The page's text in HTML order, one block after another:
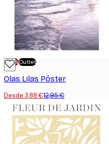
-70%Outlet
Olas Lilas Póster
Desde 3,88 €12,95 €